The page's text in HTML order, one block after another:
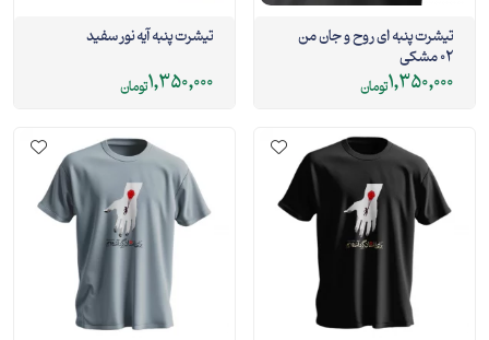
تیشرت پنبه ای روح و جان من
02 مشکی
1,350,000تومان
تیشرت پنبه آیه نور سفید
1,350,000تومان